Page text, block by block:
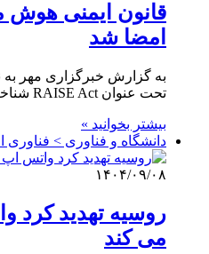
قانون ایمنی هوش
امضا شد
به گزارش خبرگزاری مهر به
تحت عنوان RAISE Act شناخته می‌شود، با هدف ایجاد…
بیشتر بخوانید »
دانشگاه و فناوری > فناوری
۱۴۰۴/۰۹/۰۸
روسیه تهدید کرد
می کند